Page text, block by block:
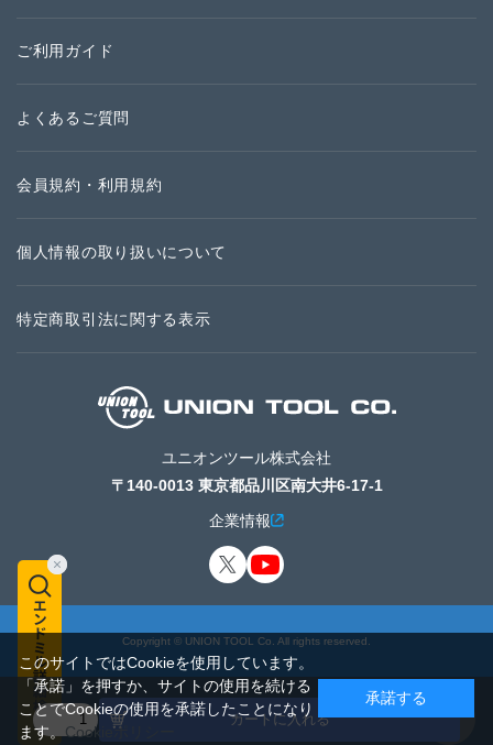
ご利用ガイド
よくあるご質問
会員規約・利用規約
個人情報の取り扱いについて
特定商取引法に関する表示
ユニオンツール株式会社
〒140-0013 東京都品川区南大井6-17-1
企業情報
Copyright © UNION TOOL Co. All rights reserved.
このサイトではCookieを使用しています。
「承諾」を押すか、サイトの使用を続ける
ことでCookieの使用を承諾したことになり
ます。Cookieポリシー
承諾する
カートに入れる